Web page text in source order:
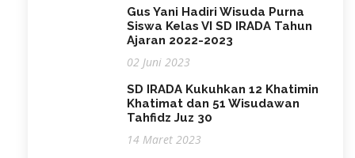
Gus Yani Hadiri Wisuda Purna
Siswa Kelas VI SD IRADA Tahun
Ajaran 2022-2023
02 Juni 2023
SD IRADA Kukuhkan 12 Khatimin
Khatimat dan 51 Wisudawan
Tahfidz Juz 30
14 Maret 2023